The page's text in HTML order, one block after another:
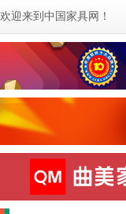
欢迎来到 中国家具网 ！